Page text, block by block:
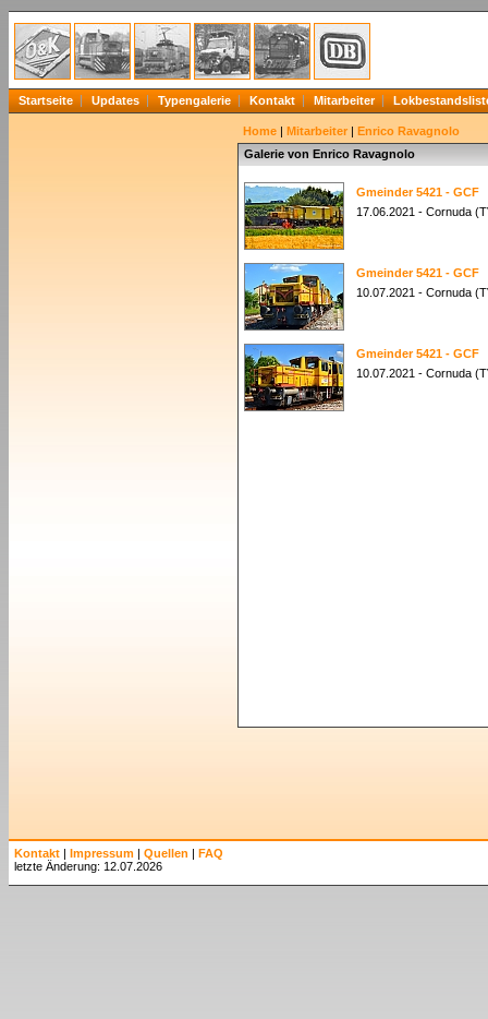
Startseite Updates Typengalerie Kontakt Mitarbeiter
Home | Mitarbeiter | Enrico Ravagnolo
Galerie von Enrico Ravagnolo
Gmeinder 5421 - GCF
17.06.2021 - Cornuda
Gmeinder 5421 - GCF
10.07.2021 - Cornuda
Gmeinder 5421 - GCF
10.07.2021 - Cornuda
Kontakt | Impressum | Quellen | FAQ
letzte Änderung: 12.07.2026